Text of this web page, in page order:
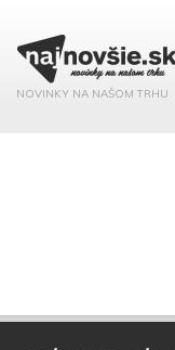
NOVINKY NA NAŠOM TRHU